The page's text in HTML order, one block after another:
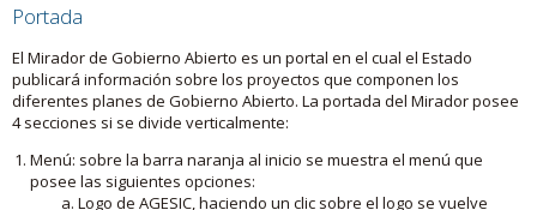
Portada
El Mirador de Gobierno Abierto es un portal en el cual el Estado
publicará información sobre los proyectos que componen los
diferentes planes de Gobierno Abierto. La portada del Mirador posee
4 secciones si se divide verticalmente:
Menú: sobre la barra naranja al inicio se muestra el menú que
posee las siguientes opciones:
Logo de AGESIC, haciendo un clic sobre el logo se vuelve